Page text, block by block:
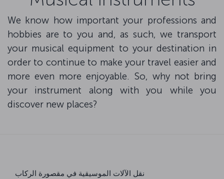
We know how important your professions and
hobbies are to you and, as such, we transport
your musical equipment to your destination in
order to continue to make your travel easier and
more even more enjoyable. So, why not bring
your instrument along with you while you
discover new places?
نقل الآلات الموسيقية في مقصورة الركاب